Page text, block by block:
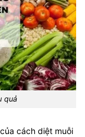
quả
cách diệt muỗi